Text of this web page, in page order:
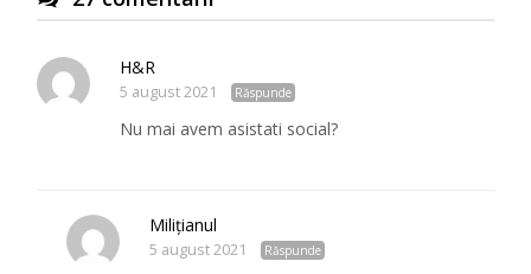
H&R
5 august 2021 Răspunde
Nu mai avem asistati social?
Milițianul
5 august 2021 Răspunde